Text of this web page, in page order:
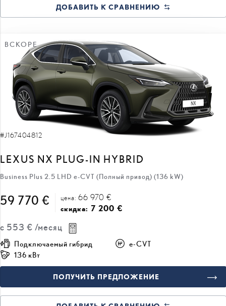
ДОБАВИТЬ К СРАВНЕНИЮ
ВСКОРЕ
#J167404812
LEXUS NX PLUG-IN HYBRID
Business Plus 2.5 LHD e-CVT (Полный привод) (136 kW)
59 770 € цена: 66 970 €
скидка: 7 200 €
с 553 € /месяц
Подключаемый гибрид
e-CVT
136 кВт
ПОЛУЧИТЬ ПРЕДЛОЖЕНИЕ